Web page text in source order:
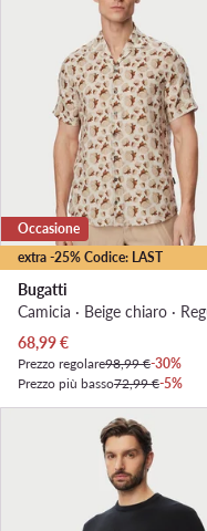
extra -25% Codice: LAST
Occasione
Bugatti
Prezzo attuale
68,99€
Prezzo regolare98,99 €-30%
Prezzo più basso72,99 €-5%